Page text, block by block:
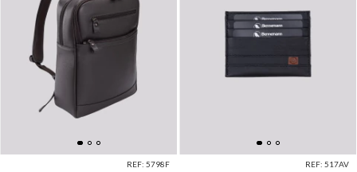
REF: 5798F REF: 517AV